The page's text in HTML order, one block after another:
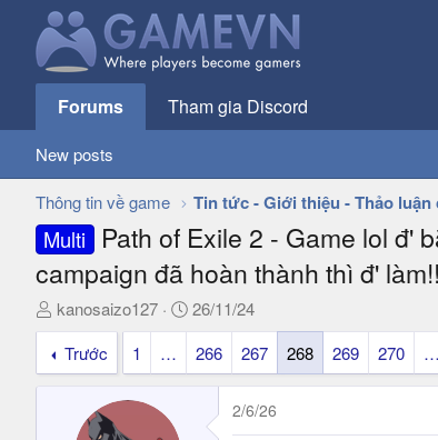
Forums Tham gia Discord
New posts
Thông tin về game
Multi
Path of Exile 2 - Game lol đ'
campaign đã hoàn thành thì đ'
T
h
e
kanosaizo127
N
g
à
y
26/11/24
Trước
1 … 266 267 268 269 270 …
2/6/26